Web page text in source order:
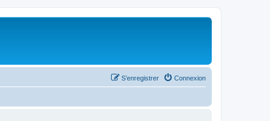
Connexion
S’enregistrer